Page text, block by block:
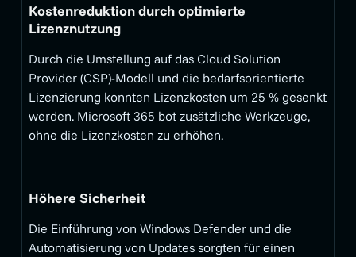
Kostenreduktion durch optimierte
Lizenznutzung
Durch die Umstellung auf das Cloud Solution
Provider (CSP)-Modell und die bedarfsorientierte
Lizenzierung konnten Lizenzkosten um 25 % gesenkt
werden. Microsoft 365 bot zusätzliche Werkzeuge,
ohne die Lizenzkosten zu erhöhen.
Höhere Sicherheit
Die Einführung von Windows Defender und die
Automatisierung von Updates sorgten für einen